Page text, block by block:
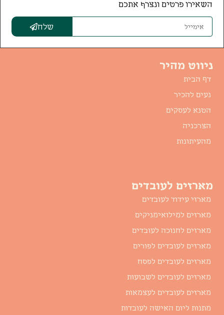
השאירו פרטים ונצרף אתכם
שלח
ניווט מהיר
דף הבית
נעים להכיר
הטנא לעסקים
הצרכניה
מהעיתונות
מארזים לעובדים
מארזי עידוד לעובדים
מארזים למילואימניקים
מארזים לחנוכה לעובדים
מארזים לעובדים לפורים
מארזים לעובדים לפסח
מארזים לעובדים לשבועות
מארזים לעובדים לעצמאות
מתנות ליום האישה לעובדות